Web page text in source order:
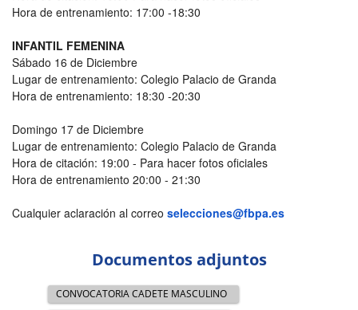
Hora de entrenamiento: 17:00 -18:30
INFANTIL FEMENINA
Sábado 16 de Diciembre
Lugar de entrenamiento: Colegio Palacio de Granda
Hora de entrenamiento: 18:30 -20:30
Domingo 17 de Diciembre
Lugar de entrenamiento: Colegio Palacio de Granda
Hora de citación: 19:00 - Para hacer fotos oficiales
Hora de entrenamiento 20:00 - 21:30
Cualquier aclaración al correo selecciones@fbpa.es
Documentos adjuntos
CONVOCATORIA CADETE MASCULINO